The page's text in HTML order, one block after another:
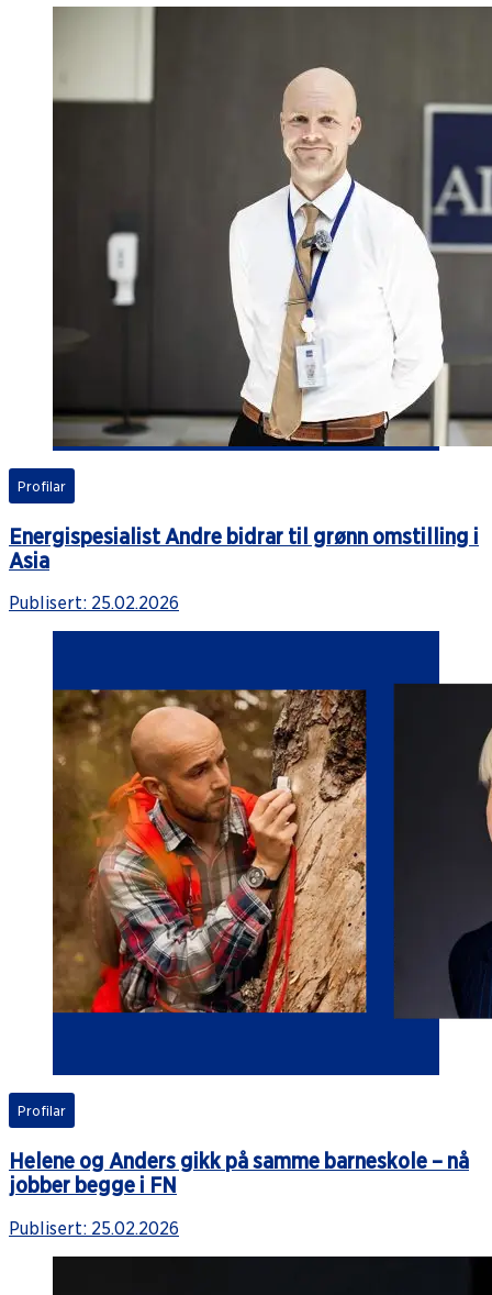
Profilar
Energispesialist Andre bidrar til grønn omstilling i
Asia
Publisert: 25.02.2026
Profilar
Helene og Anders gikk på samme barneskole – nå
jobber begge i FN
Publisert: 25.02.2026